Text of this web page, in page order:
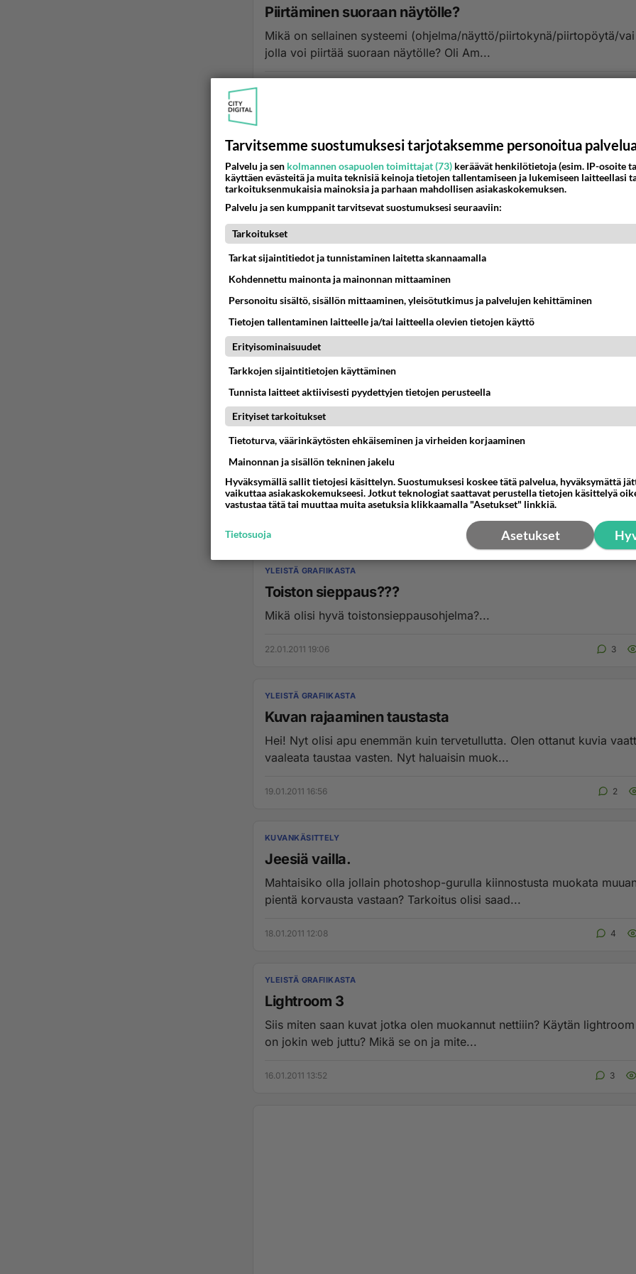
Piirtäminen suoraan näytölle?
Mikä on sellainen systeemi (ohjelma/näyttö/piirtokynä/piirtopöytä/vai
jolla voi piirtää suoraan näytölle? Oli Am...
YLEISTÄ GRAFIIKASTA
Fontteja "mainostoimisto käyttöön"
Maksavatko täyden hinnan (saman kuin loppukäyttäjä...
7
YLEISTÄ GRAFIIKASTA
Toiston sieppaus???
Mikä olisi hyvä toistonsieppausohjelma?...
22.01.2011 19:06 3
YLEISTÄ GRAFIIKASTA
Kuvan rajaaminen taustasta
Hei! Nyt olisi apu enemmän kuin tervetullutta. Olen ottanut kuvia
vaaleata taustaa vasten. Nyt haluaisin muok...
19.01.2011 16:56 2
KUVANKÄSITTELY
Jeesiä vailla.
Mahtaisiko olla jollain photoshop-gurulla kiinnostusta muokata
pientä korvausta vastaan? Tarkoitus olisi saad...
18.01.2011 12:08 4
YLEISTÄ GRAFIIKASTA
Lightroom 3
Siis miten saan kuvat jotka olen muokannut nettiiin? Käytän
on jokin web juttu? Mikä se on ja mite...
16.01.2011 13:52 3
Tarvitsemme suostumuksesi tarjotaksemme personoitua
Palvelu ja sen kolmannen osapuolen toimittajat (73) keräävät henkilötietoja (esim. IP-osoite
käyttäen evästeitä ja muita teknisiä keinoja tietojen tallentamiseen ja lukemiseen laitteellasi
tarkoituksenmukaisia mainoksia ja parhaan mahdollisen asiakaskokemuksen.
Palvelu ja sen kumppanit tarvitsevat suostumuksesi seuraaviin:
Tarkoitukset
Tarkat sijaintitiedot ja tunnistaminen laitetta skannaamalla
Kohdennettu mainonta ja mainonnan mittaaminen
Personoitu sisältö, sisällön mittaaminen, yleisötutkimus ja palvelujen kehittäminen
Tietojen tallentaminen laitteelle ja/tai laitteella olevien tietojen käyttö
Erityisominaisuudet
Tarkkojen sijaintitietojen käyttäminen
Tunnista laitteet aktiivisesti pyydettyjen tietojen perusteella
Erityiset tarkoitukset
Tietoturva, väärinkäytösten ehkäiseminen ja virheiden korjaaminen
Mainonnan ja sisällön tekninen jakelu
Hyväksymällä sallit tietojesi käsittelyn. Suostumuksesi koskee tätä palvelua, hyväksymättä
vaikuttaa asiakaskokemukseesi. Jotkut teknologiat saattavat perustella tietojen käsittelyä
vastustaa tätä tai muuttaa muita asetuksia klikkaamalla "Asetukset" linkkiä.
Asetukset
Tietosuoja